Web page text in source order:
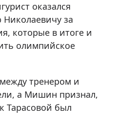
оказался
Николаевичу за
которые в итоге и
олимпийское
тренером и
а Мишин признал,
Тарасовой был